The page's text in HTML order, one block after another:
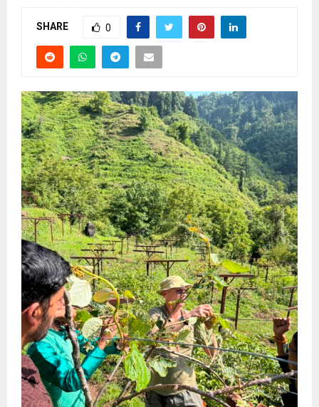
SHARE 0